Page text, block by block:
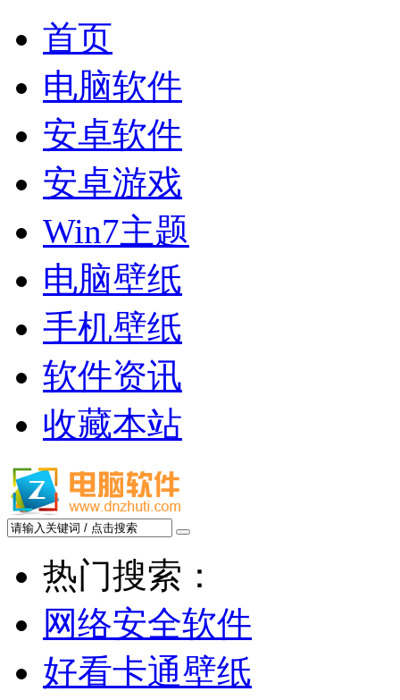
首页
电脑软件
安卓软件
安卓游戏
Win7主题
电脑壁纸
手机壁纸
软件资讯
收藏本站
热门搜索：
网络安全软件
好看卡通壁纸